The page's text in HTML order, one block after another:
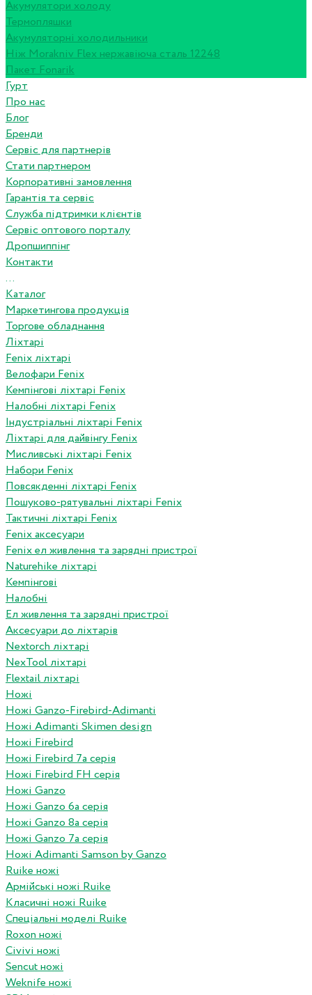
Акумулятори холоду
Термопляшки
Акумуляторні холодильники
Ніж Morakniv Flex нержавіюча сталь 12248
Пакет Fonarik
Гурт
Про нас
Блог
Бренди
Сервіс для партнерів
Стати партнером
Корпоративні замовлення
Гарантія та сервіс
Служба підтримки клієнтів
Сервіс оптового порталу
Дропшиппінг
Контакти
...
Каталог
Маркетингова продукція
Торгове обладнання
Ліхтарі
Fenix ліхтарі
Велофари Fenix
Кемпінгові ліхтарі Fenix
Налобні ліхтарі Fenix
Індустріальні ліхтарі Fenix
Ліхтарі для дайвінгу Fenix
Мисливські ліхтарі Fenix
Набори Fenix
Повсякденні ліхтарі Fenix
Пошуково-рятувальні ліхтарі Fenix
Тактичні ліхтарі Fenix
Fenix аксесуари
Fenix ел живлення та зарядні пристрої
Naturehike ліхтарі
Кемпінгові
Налобні
Ел живлення та зарядні пристрої
Аксесуари до ліхтарів
Nextorch ліхтарі
NexTool ліхтарі
Flextail ліхтарі
Ножі
Ножі Ganzo-Firebird-Adimanti
Ножі Adimanti Skimen design
Ножі Firebird
Ножі Firebird 7а серія
Ножі Firebird FH серія
Ножі Ganzo
Ножі Ganzo 6а серія
Ножі Ganzo 8а серія
Ножі Ganzo 7а серія
Ножі Adimanti Samson by Ganzo
Ruike ножі
Армійські ножі Ruike
Класичні ножі Ruike
Спеціальні моделі Ruike
Roxon ножi
Civivi ножі
Sencut ножі
Weknife ножі